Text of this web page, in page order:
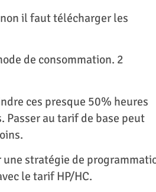
il faut télécharger les
de consommation. 2
ces presque 50% heures
Passer au tarif de base peut
stratégie de
le tarif HP/HC.